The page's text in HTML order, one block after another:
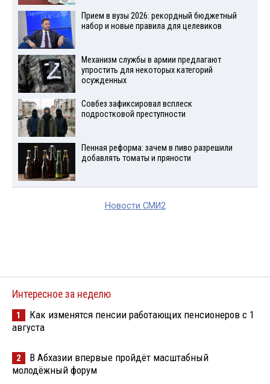
Прием в вузы 2026: рекордный бюджетный
набор и новые правила для целевиков
Механизм службы в армии предлагают
упростить для некоторых категорий
осужденных
Совбез зафиксировал всплеск
подростковой преступности
Пенная реформа: зачем в пиво разрешили
добавлять томаты и пряности
Новости СМИ2
Интересное за неделю
1
Как изменятся пенсии работающих пенсионеров с 1
августа
2
В Абхазии впервые пройдёт масштабный
молодёжный форум